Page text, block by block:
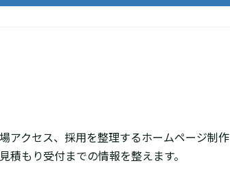
アクセス、採用を整理するホームページ制作
もり受付までの情報を整えます。